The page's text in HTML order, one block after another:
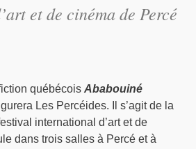
et de cinéma de Percé
québécoisAbabouiné
Les Percéides. Il s’agit de la
international d’art et de
dans trois salles à Percé et à